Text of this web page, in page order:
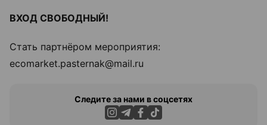
ВХОД СВОБОДНЫЙ!
Стать партнёром мероприятия:
ecomarket.pasternak@mail.ru
Следите за нами в соцсетях